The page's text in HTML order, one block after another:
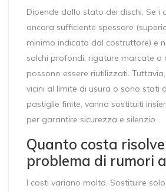
Dipende dallo stato dei dischi. Se i
ancora sufficiente spessore
minimo indicato dal costruttore) e
solchi profondi, rigature marcate o
possono essere riutilizzati.
vicini al limite di usura o sono stati
pastiglie finite, vanno sostituiti
per garantire sicurezza e silenzio.
Quanto costa
problema di rumori
I costi variano molto. Sostituire